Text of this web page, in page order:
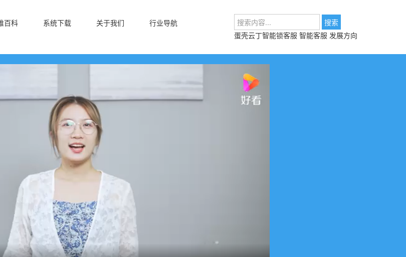
百科 系统下载 关于我们
行业导航
蛋壳云丁智能锁客服 智能客服 发展方向